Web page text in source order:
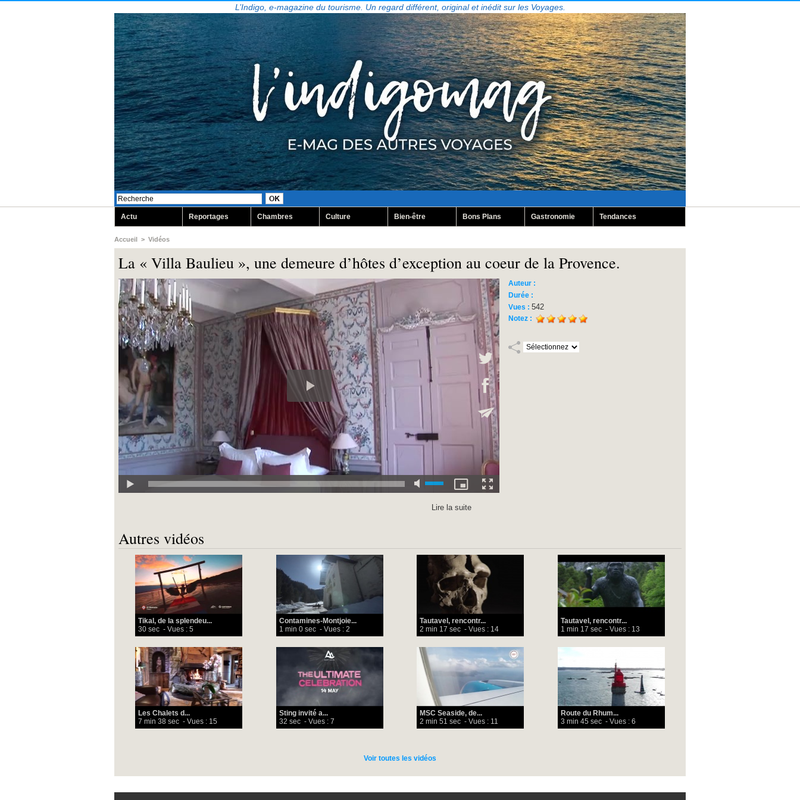
L’Indigo, e-magazine du tourisme. Un regard différent, original et inédit sur les Voyages.
Actu Reportages Chambres Culture Bien-être Bons Plans Gastronomie Tendances
Accueil > Vidéos
La « Villa Baulieu », une demeure d’hôtes d’exception au coeur de la Provence.
Auteur :
Durée :
Vues : 542
Notez :
Lire la suite
Autres vidéos
Tikal, de la splendeu...
30 sec - Vues : 5
Contamines-Montjoie...
1 min 0 sec - Vues : 2
Tautavel, rencontr...
2 min 17 sec - Vues : 14
Tautavel, rencontr...
1 min 17 sec - Vues : 13
Les Chalets d...
7 min 38 sec - Vues : 15
Sting invité a...
32 sec - Vues : 7
MSC Seaside, de...
2 min 51 sec - Vues : 11
Route du Rhum...
3 min 45 sec - Vues : 6
Voir toutes les vidéos